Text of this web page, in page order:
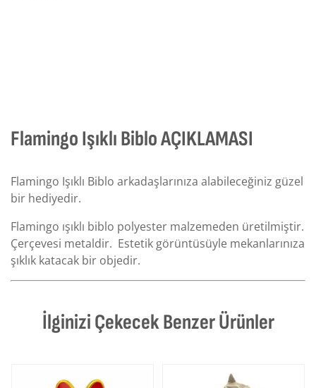
Flamingo Işıklı Biblo AÇIKLAMASI
Flamingo Işıklı Biblo arkadaşlarınıza alabileceğiniz güzel
bir hediyedir.
Flamingo ışıklı biblo polyester malzemeden üretilmiştir.
Çerçevesi metaldir. Estetik görüntüsüyle mekanlarınıza
şıklık katacak bir objedir.
İlginizi Çekecek Benzer Ürünler